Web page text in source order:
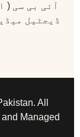
آئی بی سی (
All
Managed